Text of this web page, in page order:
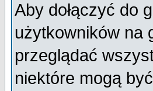
Aby dołączyć do
użytkowników na
przeglądać
niektóre mogą